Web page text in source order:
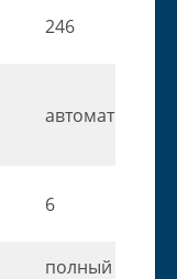
246
автомат
6
полный